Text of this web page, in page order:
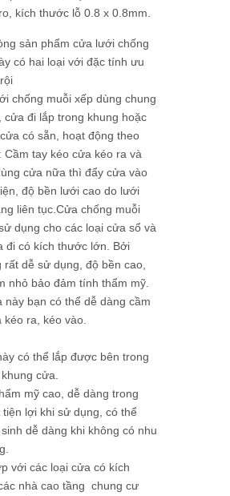
kích thước lỗ 0.8 x 0.8mm.
sản phẩm cửa lưới chống
có hai loại với đặc tính ưu
chống muỗi xếp dùng chung
cửa đi lắp trong khung hoặc
có sẵn, hoạt động theo
Cầm tay kéo cửa kéo ra và
cửa nữa thì đẩy cửa vào
độ bền lưới cao do lưới
liên tục.Cửa chống muỗi
dụng cho các loại cửa sổ và
đi có kích thước lớn. Bởi
rất dễ sử dụng, độ bền cao,
nhỏ bảo đảm tính thẩm mỹ.
này bạn có thể dễ dàng cầm
ra, kéo vào.
có thể lắp được bên trong
cửa.
mỹ cao, dễ dàng trong
tiện lợi khi sử dụng, có thể
dễ dàng khi không có nhu
các loại cửa có kích
nhà cao tầng chung cư